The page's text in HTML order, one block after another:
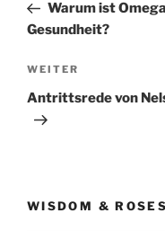
Warum ist
Gesundheit?
Nächster
Beitrag
WEITER
Antrittsrede von
WISDOM & ROSES